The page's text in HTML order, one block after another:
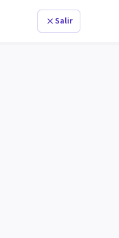
Salir